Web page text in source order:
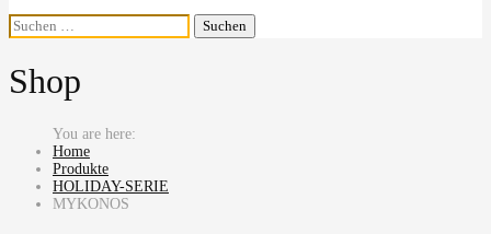
Suchen
nach:
Shop
Home
Produkte
HOLIDAY-SERIE
MYKONOS